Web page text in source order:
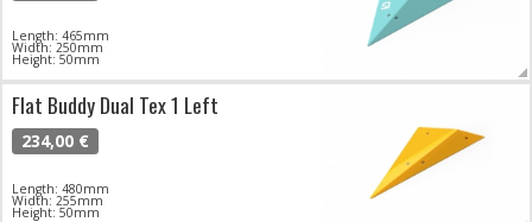
Length: 465mm
Width: 250mm
Height: 50mm
Flat Buddy Dual Tex 1 Left
234,00 €
Length: 480mm
Width: 255mm
Height: 50mm